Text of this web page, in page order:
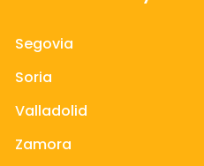
Segovia
Soria
Valladolid
Zamora